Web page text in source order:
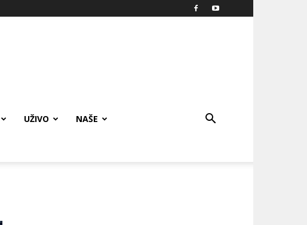
UŽIVO NAŠE